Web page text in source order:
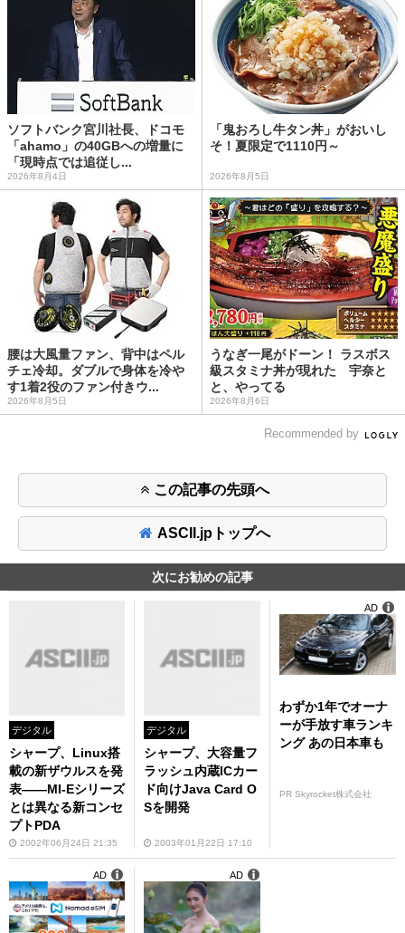
ソフトバンク宮川社長、ドコモ
「ahamo」の40GBへの増量に
「現時点では追従し...
2026年8月4日
「鬼おろし牛タン丼」がおいし
そ！夏限定で1110円～
2026年8月5日
腰は大風量ファン、背中はペル
チェ冷却。ダブルで身体を冷や
す1着2役のファン付きウ...
2026年8月5日
うなぎ一尾がドーン！ ラスボス
級スタミナ丼が現れた 宇奈と
と、やってる
2026年8月6日
Recommended by
この記事の先頭へ
ASCII.jpトップへ
次にお勧めの記事
デジタル
シャープ、Linux搭
載の新ザウルスを発
表――MI-Eシリーズ
とは異なる新コンセ
プトPDA
2002年06月24日 21:35
デジタル
シャープ、大容量フ
ラッシュ内蔵ICカー
ド向けJava Card O
Sを開発
2003年01月22日 17:10
わずか1年でオーナ
ーが手放す車ランキ
ング あの日本車も
PR Skyrocket株式会社
AD
AD AD